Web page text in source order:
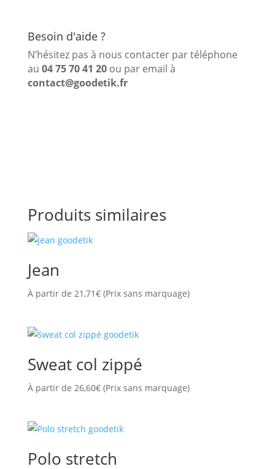
Besoin d'aide ?
N’hésitez pas à nous contacter par téléphone
au 04 75 70 41 20 ou par email à
contact@goodetik.fr
Produits similaires
Jean
À partir de 21,71€(Prix sans marquage)
Sweat col zippé
À partir de 26,60€(Prix sans marquage)
Polo stretch